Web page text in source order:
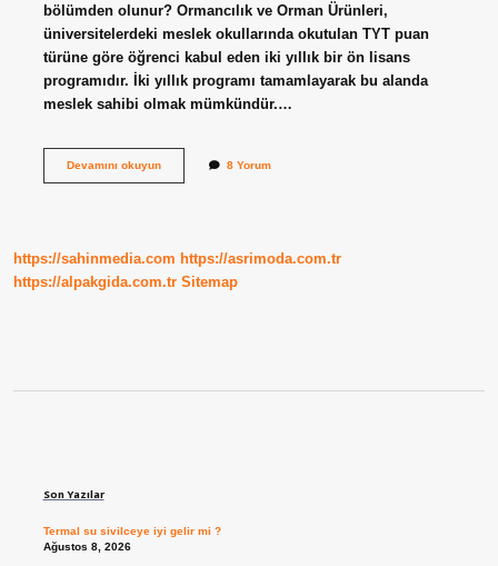
bölümden olunur? Ormancılık ve Orman Ürünleri,
üniversitelerdeki meslek okullarında okutulan TYT puan
türüne göre öğrenci kabul eden iki yıllık bir ön lisans
programıdır. İki yıllık programı tamamlayarak bu alanda
meslek sahibi olmak mümkündür.…
Devamını okuyunOrman
8 Yorum
https://sahinmedia.com https://asrimoda.com.tr
https://alpakgida.com.tr Sitemap
Son Yazılar
Termal su sivilceye iyi gelir mi ?
Ağustos 8, 2026